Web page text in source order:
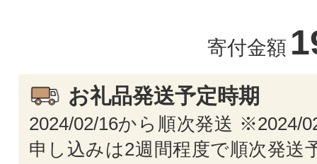
寄付金額
お礼品発送予定時期
2024/02/16から順次発送 ※2024/
申し込みは2週間程度で順次発送